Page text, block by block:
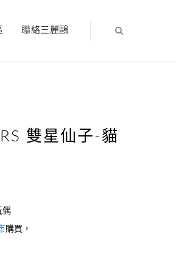
聯絡三麗鷗
雙星仙子-貓
偶
購買，